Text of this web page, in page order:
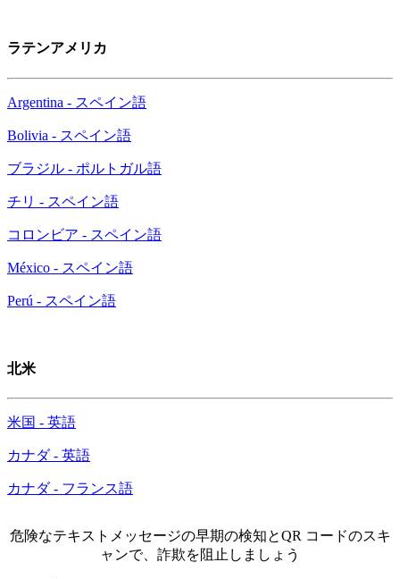
ラテンアメリカ
Argentina - スペイン語
Bolivia - スペイン語
ブラジル - ポルトガル語
チリ - スペイン語
コロンビア - スペイン語
México - スペイン語
Perú - スペイン語
北米
米国 - 英語
カナダ - 英語
カナダ - フランス語
危険なテキストメッセージの早期の検知とQR コードのスキ
ャンで、詐欺を阻止しましょう